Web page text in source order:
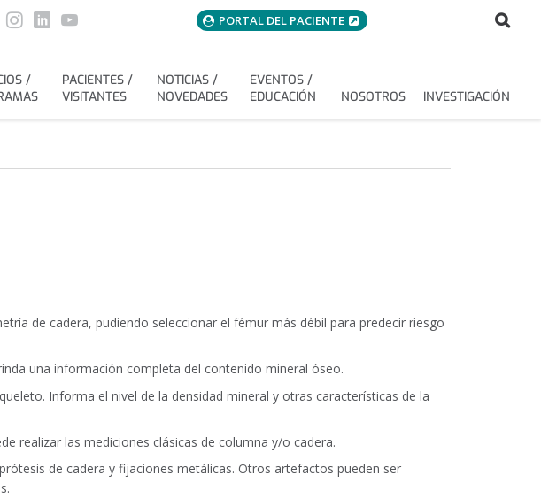
menuAcceso
PORTAL DEL PACIENTE
Buscar
/
PACIENTES /
VISITANTES
NOTICIAS /
NOVEDADES
EVENTOS /
EDUCACIÓN
NOSOTROS INVESTIGACIÓN
de cadera, pudiendo seleccionar el fémur más débil para predecir riesgo
una información completa del contenido mineral óseo.
Informa el nivel de la densidad mineral y otras características de la
realizar las mediciones clásicas de columna y/o cadera.
de cadera y fijaciones metálicas. Otros artefactos pueden ser